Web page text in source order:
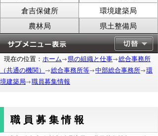
倉吉保健所
環境建築局
農林局
県土整備局
現在の位置： ホーム 県の組織と仕事
総合事務所
（共通の機関）
総合事務所等 中部総合事務所
環
境建築局
職員募集情報
職員募集情報